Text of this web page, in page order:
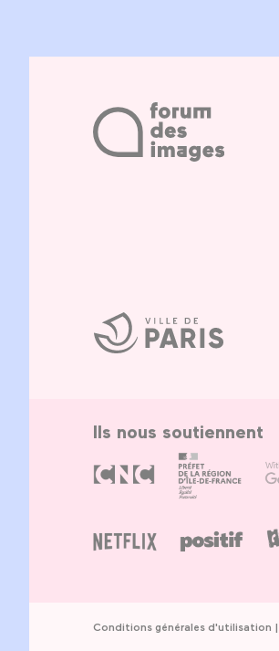
Ville
de
Paris
Ils nous soutiennent
Conditions générales d'utilisation